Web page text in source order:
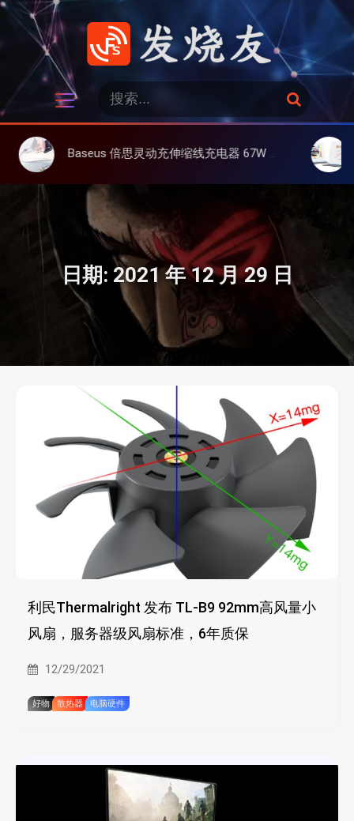
跳
发烧友
：
搜
索
Baseus 倍思灵动充伸缩线充电器 67W 3C，超耐用可伸缩线、氮化镓、3C多设备同时充 大上
日期: 2021 年 12 月 29 日
利民Thermalright 发布 TL-B9 92mm高风量小
风扇，服务器级风扇标准，6年质保
12/29/2021
好物 散热器 电脑硬件